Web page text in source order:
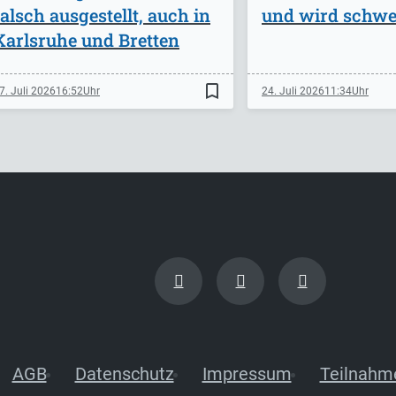
ausgestellt, auch in
und Bretten
Juli 202616:52 bookmark_border
und wird
24. Juli 202611:34
AGB Datenschutz Impressum